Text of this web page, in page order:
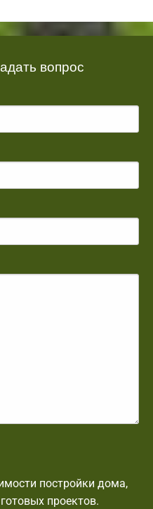
вопрос
постройки дома,
проектов.